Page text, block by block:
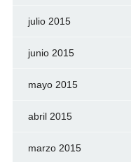
julio 2015
junio 2015
mayo 2015
abril 2015
marzo 2015